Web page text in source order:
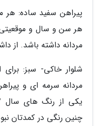
پیراهن سفید ساده: هر
هر سن و سال و
مردانه داشته باشد. از
شلوار خاکی- سبز:
مردانه سرمه ای و
چنین رنگی در کمدتان